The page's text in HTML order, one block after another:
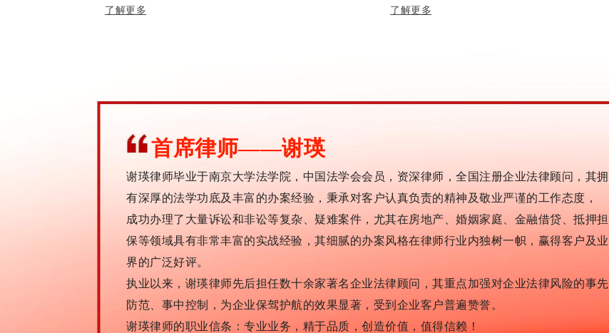
了解更多 了解更多
首席律师——谢瑛
谢瑛律师毕业于南京大学法学院，中国法学会会员，资深律师，全国注册企业法律顾问，其拥
有深厚的法学功底及丰富的办案经验，秉承对客户认真负责的精神及敬业严谨的工作态度，
成功办理了大量诉讼和非讼等复杂、疑难案件，尤其在房地产、婚姻家庭、金融借贷、抵押担
保等领域具有非常丰富的实战经验，其细腻的办案风格在律师行业内独树一帜，赢得客户及业
界的广泛好评。
执业以来，谢瑛律师先后担任数十余家著名企业法律顾问，其重点加强对企业法律风险的事先
防范、事中控制，为企业保驾护航的效果显著，受到企业客户普遍赞誉。
谢瑛律师的职业信条：专业业务，精于品质，创造价值，值得信赖！